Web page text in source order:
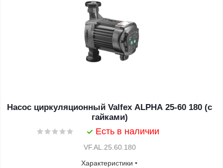
Насос циркуляционный Valfex ALPHA 25-60 180 (с
гайками)
Есть в наличии
VF.AL.25.60.180
Характеристики